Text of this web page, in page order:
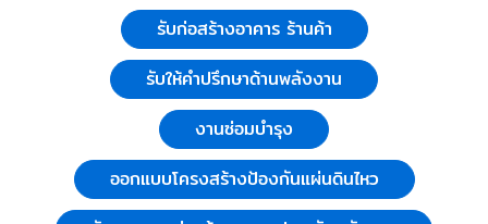
รับก่อสร้างอาคาร ร้านค้า
รับให้คำปรึกษาด้านพลังงาน
งานซ่อมบำรุง
ออกแบบโครงสร้างป้องกันแผ่นดินไหว